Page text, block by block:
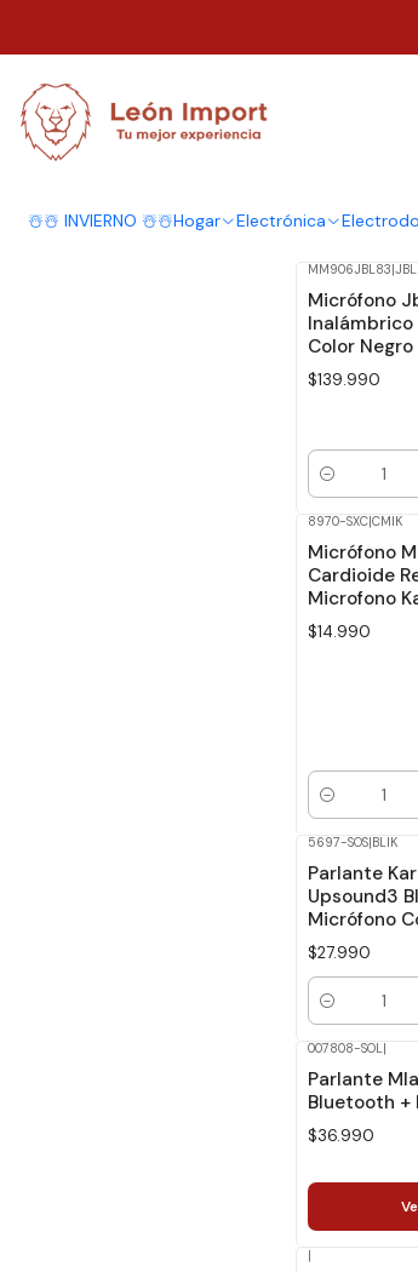
☃️☃️ INVIERNO ☃️☃️Hogar Electrónica
Micrófonos
MM906JBL83 JBL
Micrófono
Inalámbrico
Color Negro
$139.990
Cantidad
8970-SXC CMIK
Micrófono
Cardioide
Microfono
$14.990
Cantidad
5697-SOS BLIK
Parlante
Upsound3
Micrófono
$27.990
Cantidad
007808-SOL
Parlante
Bluetooth +
$36.990
|